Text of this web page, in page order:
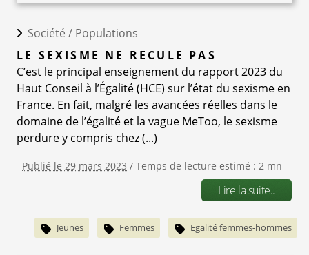
Société / Populations
LE SEXISME NE RECULE PAS
C’est le principal enseignement du rapport 2023 du
Haut Conseil à l’Égalité (HCE) sur l’état du sexisme en
France. En fait, malgré les avancées réelles dans le
domaine de l’égalité et la vague MeToo, le sexisme
perdure y compris chez (...)
Publié le 29 mars 2023 / Temps de lecture estimé : 2 mn
Lire la suite..
Jeunes Femmes Egalité femmes-hommes